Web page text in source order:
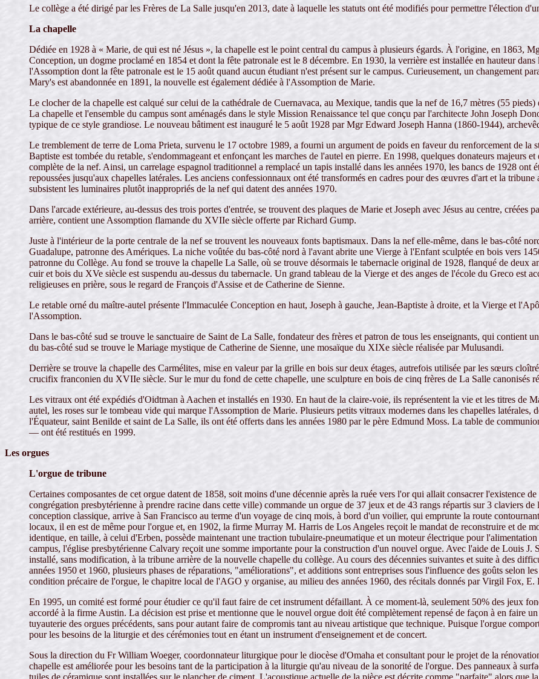
Le collège a été dirigé par les Frères de La Salle jusqu'en 2013, date à laquelle les statuts ont été modifiés pour permettre l'élection
La chapelle
Dédiée en 1928 à « Marie, de qui est né Jésus », la chapelle est le point central du campus à plusieurs égards. À l'origine, en 1863,
Conception, un dogme proclamé en 1854 et dont la fête patronale est le 8 décembre. En 1930, la verrière est installée en hauteur
l'Assomption dont la fête patronale est le 15 août quand aucun étudiant n'est présent sur le campus. Curieusement, un changement
Mary's est abandonnée en 1891, la nouvelle est également dédiée à l'Assomption de Marie.
Le clocher de la chapelle est calqué sur celui de la cathédrale de Cuernavaca, au Mexique, tandis que la nef de 16,7 mètres (55
La chapelle et l'ensemble du campus sont aménagés dans le style Mission Renaissance tel que conçu par l'architecte John Joseph
typique de ce style grandiose. Le nouveau bâtiment est inauguré le 5 août 1928 par Mgr Edward Joseph Hanna (1860-1944),
Le tremblement de terre de Loma Prieta, survenu le 17 octobre 1989, a fourni un argument de poids en faveur du renforcement de la
Baptiste est tombée du retable, s'endommageant et enfonçant les marches de l'autel en pierre. En 1998, quelques donateurs majeurs
complète de la nef. Ainsi, un carrelage espagnol traditionnel a remplacé un tapis installé dans les années 1970, les bancs de 1928 ont
repoussées jusqu'aux chapelles latérales. Les anciens confessionnaux ont été transformés en cadres pour des œuvres d'art et la
subsistent les luminaires plutôt inappropriés de la nef qui datent des années 1970.
Dans l'arcade extérieure, au-dessus des trois portes d'entrée, se trouvent des plaques de Marie et Joseph avec Jésus au centre,
arrière, contient une Assomption flamande du XVIIe siècle offerte par Richard Gump.
Juste à l'intérieur de la porte centrale de la nef se trouvent les nouveaux fonts baptismaux. Dans la nef elle-même, dans le bas-côté
Guadalupe, patronne des Amériques. La niche voûtée du bas-côté nord à l'avant abrite une Vierge à l'Enfant sculptée en bois vers
patronne du Collège. Au fond se trouve la chapelle La Salle, où se trouve désormais le tabernacle original de 1928, flanqué de deux
cuir et bois du XVe siècle est suspendu au-dessus du tabernacle. Un grand tableau de la Vierge et des anges de l'école du Greco est
religieuses en prière, sous le regard de François d'Assise et de Catherine de Sienne.
Le retable orné du maître-autel présente l'Immaculée Conception en haut, Joseph à gauche, Jean-Baptiste à droite, et la Vierge et
l'Assomption.
Dans le bas-côté sud se trouve le sanctuaire de Saint de La Salle, fondateur des frères et patron de tous les enseignants, qui contient
du bas-côté sud se trouve le Mariage mystique de Catherine de Sienne, une mosaïque du XIXe siècle réalisée par Mulusandi.
Derrière se trouve la chapelle des Carmélites, mise en valeur par la grille en bois sur deux étages, autrefois utilisée par les sœurs
crucifix franconien du XVIIe siècle. Sur le mur du fond de cette chapelle, une sculpture en bois de cinq frères de La Salle canonisés
Les vitraux ont été expédiés d'Oidtman à Aachen et installés en 1930. En haut de la claire-voie, ils représentent la vie et les titres de
autel, les roses sur le tombeau vide qui marque l'Assomption de Marie. Plusieurs petits vitraux modernes dans les chapelles latérales,
l'Équateur, saint Benilde et saint de La Salle, ils ont été offerts dans les années 1980 par le père Edmund Moss. La table de
— ont été restitués en 1999.
Les orgues
L'orgue de tribune
Certaines composantes de cet orgue datent de 1858, soit moins d'une décennie après la ruée vers l'or qui allait consacrer l'existence
congrégation presbytérienne à prendre racine dans cette ville) commande un orgue de 37 jeux et de 43 rangs répartis sur 3 claviers
conception classique, arrive à San Francisco au terme d'un voyage de cinq mois, à bord d'un voilier, qui emprunte la route
locaux, il en est de même pour l'orgue et, en 1902, la firme Murray M. Harris de Los Angeles reçoit le mandat de reconstruire et de
identique, en taille, à celui d'Erben, possède maintenant une traction tubulaire-pneumatique et un moteur électrique pour
campus, l'église presbytérienne Calvary reçoit une somme importante pour la construction d'un nouvel orgue. Avec l'aide de Louis
installé, sans modification, à la tribune arrière de la nouvelle chapelle du collège. Au cours des décennies suivantes et suite à des
années 1950 et 1960, plusieurs phases de réparations, "améliorations", et additions sont entreprises sous l'influence des goûts selon
condition précaire de l'orgue, le chapitre local de l'AGO y organise, au milieu des années 1960, des récitals donnés par Virgil Fox, E.
En 1995, un comité est formé pour étudier ce qu'il faut faire de cet instrument défaillant. À ce moment-là, seulement 50% des jeux
accordé à la firme Austin. La décision est prise et mentionne que le nouvel orgue doit été complètement repensé de façon à en faire
tuyauterie des orgues précédents, sans pour autant faire de compromis tant au niveau artistique que technique. Puisque l'orgue
pour les besoins de la liturgie et des cérémonies tout en étant un instrument d'enseignement et de concert.
Sous la direction du Fr William Woeger, coordonnateur liturgique pour le diocèse d'Omaha et consultant pour le projet de la
chapelle est améliorée pour les besoins tant de la participation à la liturgie qu'au niveau de la sonorité de l'orgue. Des panneaux à
tuiles de céramique sont installées sur le plancher de ciment. L'acoustique actuelle de la pièce est décrite comme "parfaite" alors que